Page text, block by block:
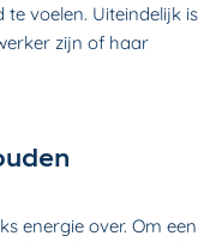
voelen. Uiteindelijk is
zijn of haar
energie over. Om een